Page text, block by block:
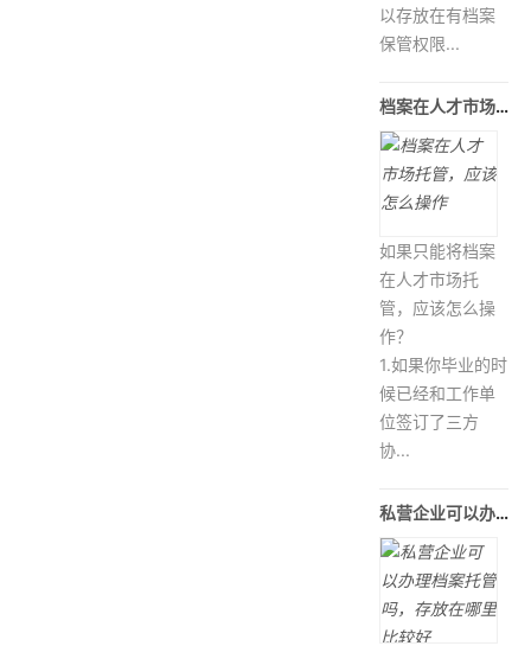
以存放在有档案
保管权限...
档案在人才市场托管，应该怎么操作
如果只能将档案
在人才市场托
管，应该怎么操
作？
1.如果你毕业的时
候已经和工作单
位签订了三方
协...
私营企业可以办理档案托管吗，存放在